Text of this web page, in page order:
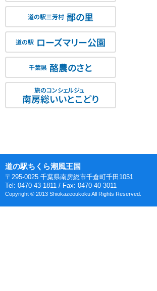
道の駅三芳村 鄙の里
道の駅 ローズマリー公園
千葉県 酪農のさと
旅のコンシェルジュ
南房総いいとこどり
道の駅ちくら潮風王国
〒295-0025 千葉県南房総市千倉町千田1051
Tel: 0470-43-1811 / Fax: 0470-40-3011
Copyright © 2013 Shiokazeoukoku All Rights Reserved.